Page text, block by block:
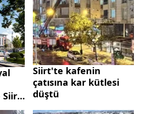
Siirt
Siirt'te kafenin
çatısına kar kütlesi
düştü